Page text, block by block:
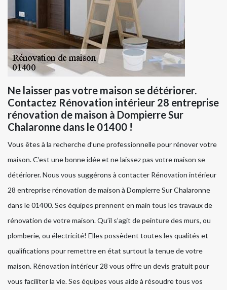
Ne laisser pas votre maison se détériorer.
Contactez Rénovation intérieur 28 entreprise
rénovation de maison à Dompierre Sur
Chalaronne dans le 01400 !
Vous êtes à la recherche d’une professionnelle pour rénover votre
maison. C’est une bonne idée et ne laissez pas votre maison se
détériorer. Nous vous suggérons à contacter Rénovation intérieur
28 entreprise rénovation de maison à Dompierre Sur Chalaronne
dans le 01400. Ses équipes prennent en main tous les travaux de
rénovation de votre maison. Qu’il s’agit de peinture des murs, ou
plomberie, ou électricité! Elles possèdent toutes les qualités et
qualifications pour remettre en état surtout la tenue de votre
maison. Rénovation intérieur 28 vous offre un devis gratuit pour
vous faciliter la vie. Ses équipes vous aide à résoudre tous vos